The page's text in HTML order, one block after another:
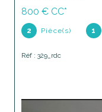
800 € CC*
2 Pièce(s) 1
Réf : 329_rdc